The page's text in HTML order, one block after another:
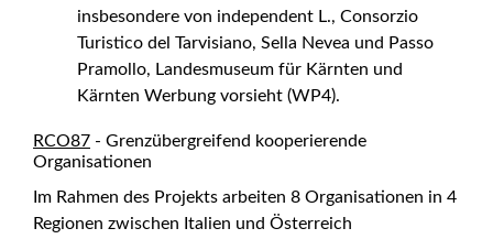
insbesondere von independent L., Consorzio
Turistico del Tarvisiano, Sella Nevea und Passo
Pramollo, Landesmuseum für Kärnten und
Kärnten Werbung vorsieht (WP4).
RCO87 - Grenzübergreifend kooperierende
Organisationen
Im Rahmen des Projekts arbeiten 8 Organisationen in 4
Regionen zwischen Italien und Österreich